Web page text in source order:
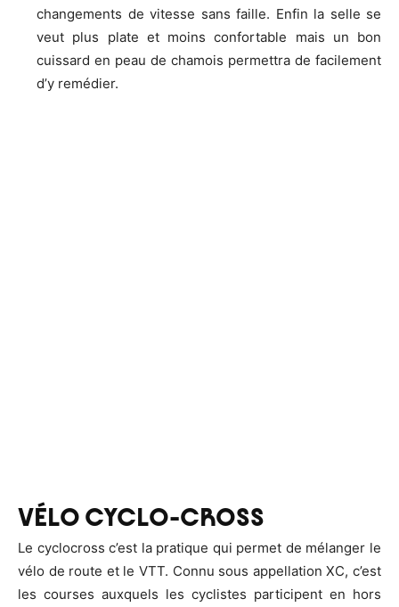
changements de vitesse sans faille. Enfin la selle se
veut plus plate et moins confortable mais un bon
cuissard en peau de chamois permettra de facilement
d’y remédier.
VÉLO CYCLO-CROSS
Le cyclocross c’est la pratique qui permet de mélanger le
vélo de route et le VTT. Connu sous appellation XC, c’est
les courses auxquels les cyclistes participent en hors